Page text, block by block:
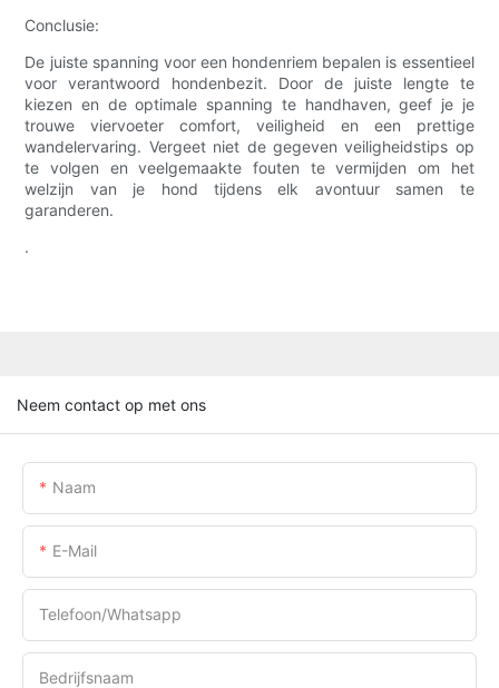
Conclusie:
De juiste spanning voor een hondenriem bepalen is essentieel
voor verantwoord hondenbezit. Door de juiste lengte te
kiezen en de optimale spanning te handhaven, geef je je
trouwe viervoeter comfort, veiligheid en een prettige
wandelervaring. Vergeet niet de gegeven veiligheidstips op
te volgen en veelgemaakte fouten te vermijden om het
welzijn van je hond tijdens elk avontuur samen te
garanderen.
.
Neem contact op met ons
Naam
E-Mail
Telefoon/whatsapp
Bedrijfsnaam